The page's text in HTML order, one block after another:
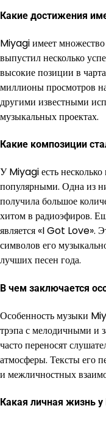
Какие достижения
Miyagi имеет
выпустил несколько
высокие позиции в
миллионы просмотров
другими известными
музыкальных проектах.
Какие композиции
У Miyagi есть несколько
популярными. Одна из
получила большое
хитом в радиоэфиров.
является «I Got Love».
символов его
лучших песен года.
В чем заключается
Особенность музыки
трэпа с мелодичными и
часто переносят
атмосферы. Тексты его
и межличностных
Какая личная жизнь у